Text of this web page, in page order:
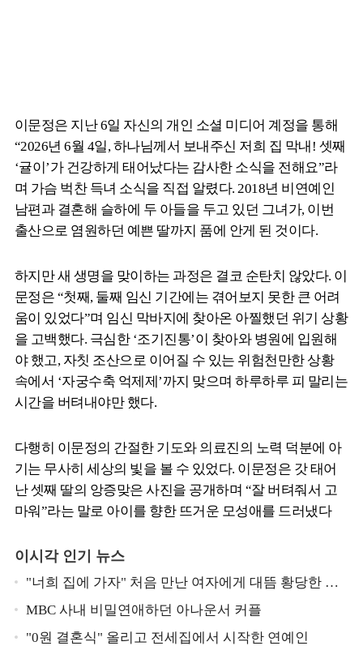
이문정은 지난 6일 자신의 개인 소셜 미디어 계정을 통해
“2026년 6월 4일, 하나님께서 보내주신 저희 집 막내! 셋째
‘귤이’가 건강하게 태어났다는 감사한 소식을 전해요”라
며 가슴 벅찬 득녀 소식을 직접 알렸다. 2018년 비연예인
남편과 결혼해 슬하에 두 아들을 두고 있던 그녀가, 이번
출산으로 염원하던 예쁜 딸까지 품에 안게 된 것이다.
하지만 새 생명을 맞이하는 과정은 결코 순탄치 않았다. 이
문정은 “첫째, 둘째 임신 기간에는 겪어보지 못한 큰 어려
움이 있었다”며 임신 막바지에 찾아온 아찔했던 위기 상황
을 고백했다. 극심한 ‘조기진통’이 찾아와 병원에 입원해
야 했고, 자칫 조산으로 이어질 수 있는 위험천만한 상황
속에서 ‘자궁수축 억제제’까지 맞으며 하루하루 피 말리는
시간을 버텨내야만 했다.
다행히 이문정의 간절한 기도와 의료진의 노력 덕분에 아
기는 무사히 세상의 빛을 볼 수 있었다. 이문정은 갓 태어
난 셋째 딸의 앙증맞은 사진을 공개하며 “잘 버텨줘서 고
마워”라는 말로 아이를 향한 뜨거운 모성애를 드러냈다
이시각 인기 뉴스
"너희 집에 가자" 처음 만난 여자에게 대뜸 황당한 요
구 했다는 MBC 아나운서
MBC 사내 비밀연애하던 아나운서 커플
"0원 결혼식" 올리고 전세집에서 시작한 연예인